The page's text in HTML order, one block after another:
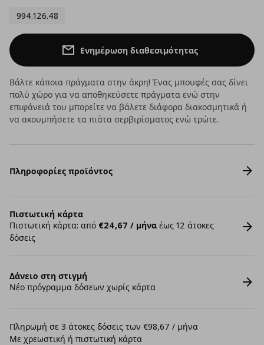
994.126.48
Ενημέρωση διαθεσιμότητας
Βάλτε κάποια πράγματα στην άκρη! Ένας μπουφές σας δίνει
πολύ χώρο για να αποθηκεύσετε πράγματα ενώ στην
επιφάνειά του μπορείτε να βάλετε διάφορα διακοσμητικά ή
να ακουμπήσετε τα πιάτα σερβιρίσματος ενώ τρώτε.
Πληροφορίες προϊόντος
Πιστωτική κάρτα
Πιστωτική κάρτα: από €24,67 / μήνα έως 12 άτοκες
δόσεις
Δάνειο στη στιγμή
Νέο πρόγραμμα δόσεων χωρίς κάρτα
Πληρωμή σε 3 άτοκες δόσεις των €98,67 / μήνα
Με χρεωστική ή πιστωτική κάρτα